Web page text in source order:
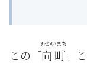
この「向町
むかいまち
」